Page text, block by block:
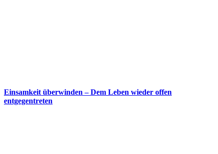
Einsamkeit überwinden – Dem Leben wieder offen
entgegentreten